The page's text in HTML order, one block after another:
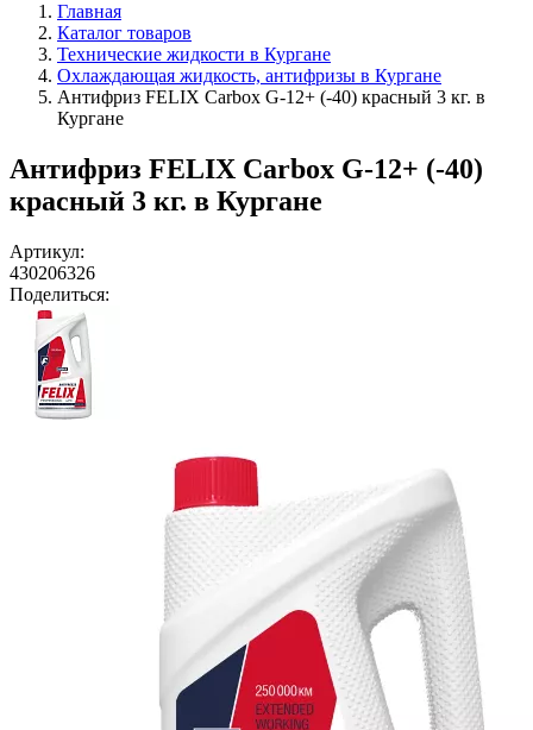
Главная
Каталог товаров
Технические жидкости в Кургане
Охлаждающая жидкость, антифризы в Кургане
Антифриз FELIX Carbox G-12+ (-40) красный 3 кг. в
Кургане
Антифриз FELIX Carbox G-12+ (-40)
красный 3 кг. в Кургане
Артикул:
430206326
Поделиться: